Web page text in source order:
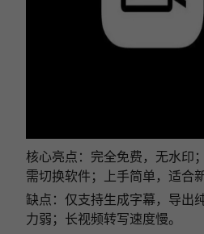
核心亮点：完全免费，无水印
需切换软件；上手简单，适合
缺点：仅支持生成字幕，导出
力弱；长视频转写速度慢。